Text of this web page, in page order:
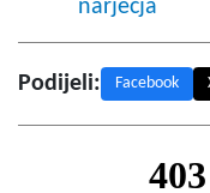
narječja
Podijeli: Facebook